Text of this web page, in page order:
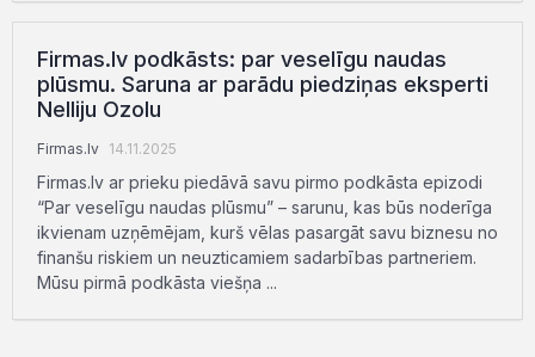
Firmas.lv podkāsts: par veselīgu naudas
plūsmu. Saruna ar parādu piedziņas eksperti
Nelliju Ozolu
Firmas.lv 14.11.2025
Firmas.lv ar prieku piedāvā savu pirmo podkāsta epizodi
“Par veselīgu naudas plūsmu” – sarunu, kas būs noderīga
ikvienam uzņēmējam, kurš vēlas pasargāt savu biznesu no
finanšu riskiem un neuzticamiem sadarbības partneriem.
Mūsu pirmā podkāsta viešņa ...